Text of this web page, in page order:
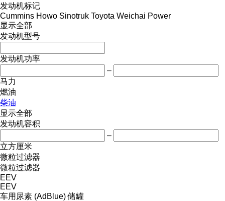
发动机标记
Cummins Howo Sinotruk Toyota Weichai Power
显示全部
发动机型号
发动机功率
–
马力
燃油
柴油
显示全部
发动机容积
–
立方厘米
微粒过滤器
微粒过滤器
EEV
EEV
车用尿素 (AdBlue) 储罐